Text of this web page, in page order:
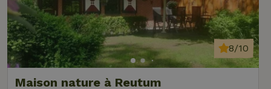
Maison nature à Reutum
8/10